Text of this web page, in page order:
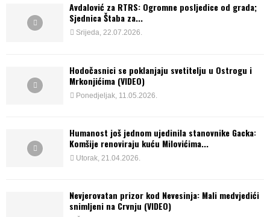
Avdalović za RTRS: Ogromne posljedice od grada;
Sjednica Štaba za...
Srijeda, 22.07.2026.
Hodočasnici se poklanjaju svetitelju u Ostrogu i
Mrkonjićima (VIDEO)
Ponedjeljak, 11.05.2026.
Humanost još jednom ujedinila stanovnike Gacka:
Komšije renoviraju kuću Milovićima...
Utorak, 21.04.2026.
Nevjerovatan prizor kod Nevesinja: Mali medvjedići
snimljeni na Crvnju (VIDEO)